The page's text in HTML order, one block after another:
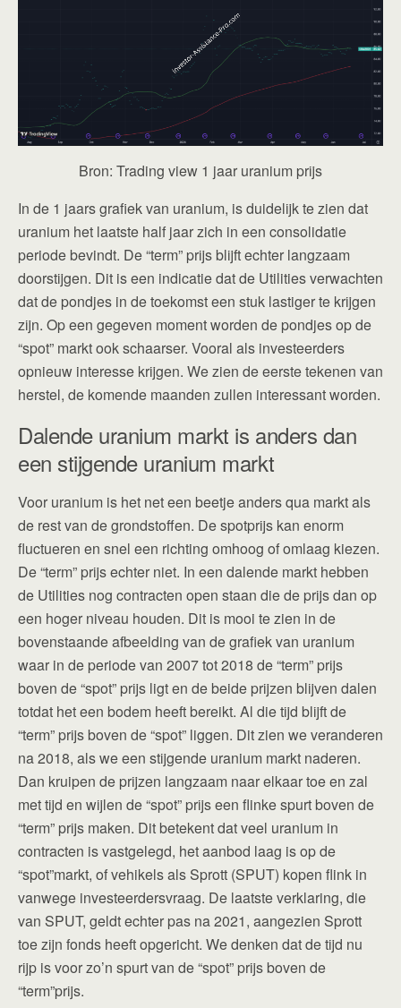
Bron: Trading view 1 jaar uranium prijs
In de 1 jaars grafiek van uranium, is duidelijk te zien dat
uranium het laatste half jaar zich in een consolidatie
periode bevindt. De “term” prijs blijft echter langzaam
doorstijgen. Dit is een indicatie dat de Utilities verwachten
dat de pondjes in de toekomst een stuk lastiger te krijgen
zijn. Op een gegeven moment worden de pondjes op de
“spot” markt ook schaarser. Vooral als investeerders
opnieuw interesse krijgen. We zien de eerste tekenen van
herstel, de komende maanden zullen interessant worden.
Dalende uranium markt is anders dan
een stijgende uranium markt
Voor uranium is het net een beetje anders qua markt als
de rest van de grondstoffen. De spotprijs kan enorm
fluctueren en snel een richting omhoog of omlaag kiezen.
De “term” prijs echter niet. In een dalende markt hebben
de Utilities nog contracten open staan die de prijs dan op
een hoger niveau houden. Dit is mooi te zien in de
bovenstaande afbeelding van de grafiek van uranium
waar in de periode van 2007 tot 2018 de “term” prijs
boven de “spot” prijs ligt en de beide prijzen blijven dalen
totdat het een bodem heeft bereikt. Al die tijd blijft de
“term” prijs boven de “spot” liggen. Dit zien we veranderen
na 2018, als we een stijgende uranium markt naderen.
Dan kruipen de prijzen langzaam naar elkaar toe en zal
met tijd en wijlen de “spot” prijs een flinke spurt boven de
“term” prijs maken. Dit betekent dat veel uranium in
contracten is vastgelegd, het aanbod laag is op de
“spot”markt, of vehikels als Sprott (SPUT) kopen flink in
vanwege investeerdersvraag. De laatste verklaring, die
van SPUT, geldt echter pas na 2021, aangezien Sprott
toe zijn fonds heeft opgericht. We denken dat de tijd nu
rijp is voor zo’n spurt van de “spot” prijs boven de
“term”prijs.